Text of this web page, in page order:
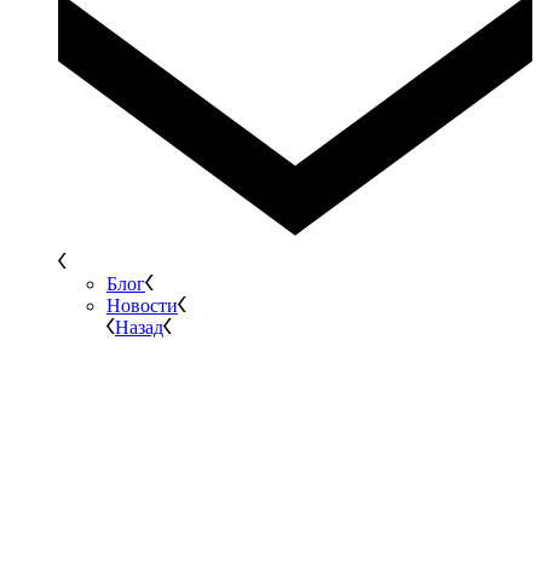
Блог
Новости
Назад